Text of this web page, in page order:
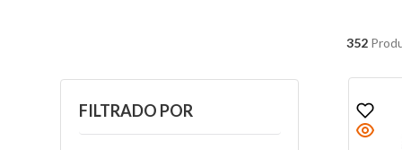
352
FILTRADO POR